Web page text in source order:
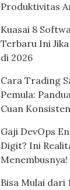
Produktivitas
Kuasai 8
Terbaru Ini
di 2026
Cara Trading
Pemula:
Cuan
Gaji DevOps
Digit? Ini
Menembusnya!
Bisa Mulai dari